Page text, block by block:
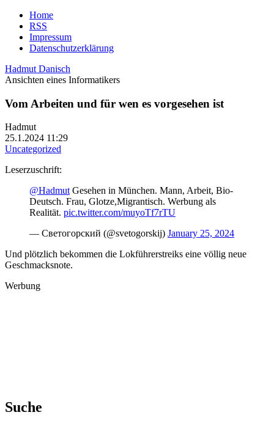
Home
RSS
Impressum
Datenschutzerklärung
Hadmut Danisch
Ansichten eines Informatikers
Vom Arbeiten und für wen es vorgesehen ist
Hadmut
25.1.2024 11:29
Uncategorized
Leserzuschrift:
@HadmutGesehen in München. Mann, Arbeit, Bio-
Deutsch. Frau, Glotze,Migrantisch. Werbung als
Realität. pic.twitter.com/muyoTf7rTU
— Светогорский (@svetogorskij) January 25, 2024
Und plötzlich bekommen die Lokführerstreiks eine völlig neue
Geschmacksnote.
Werbung
Suche